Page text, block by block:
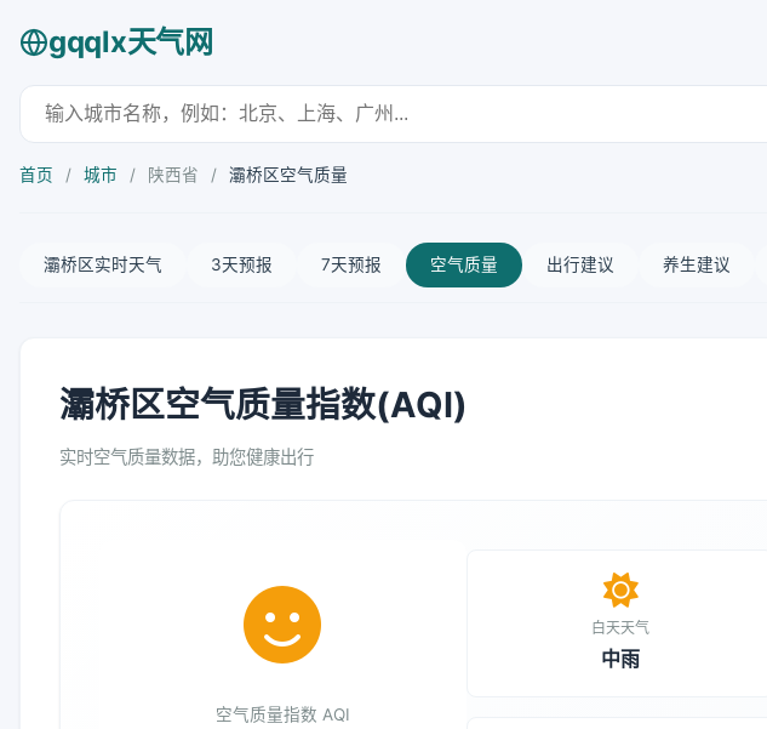
gqqlx天气网
首页 / 城市 / 陕西省 / 灞桥区空气质量
灞桥区实时天气 3天预报 7天预报 空气质量 出行建议 养生建议
灞桥区空气质量指数(AQI)
实时空气质量数据，助您健康出行
空气质量指数 AQI
白天天气
中雨